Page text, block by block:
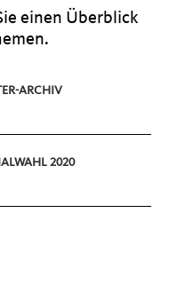
einen Überblick
ARCHIV
2020